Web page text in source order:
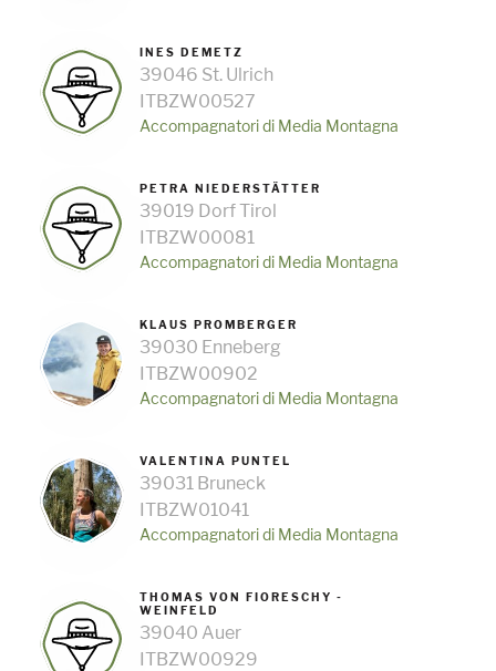
INES DEMETZ
39046 St. Ulrich
ITBZW00527
Accompagnatori di Media Montagna
PETRA NIEDERSTÄTTER
39019 Dorf Tirol
ITBZW00081
Accompagnatori di Media Montagna
KLAUS PROMBERGER
39030 Enneberg
ITBZW00902
Accompagnatori di Media Montagna
VALENTINA PUNTEL
39031 Bruneck
ITBZW01041
Accompagnatori di Media Montagna
THOMAS VON FIORESCHY -
WEINFELD
39040 Auer
ITBZW00929